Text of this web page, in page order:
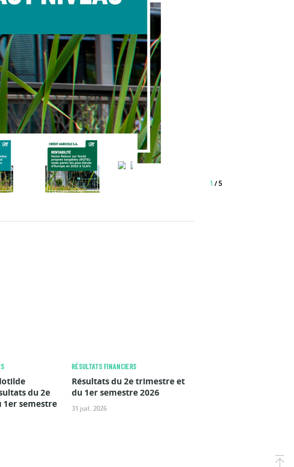
1 /5
du 2e
semestre
RÉSULTATS FINANCIERS
Résultats du 2e trimestre et
du 1er semestre 2026
31 juil. 2026